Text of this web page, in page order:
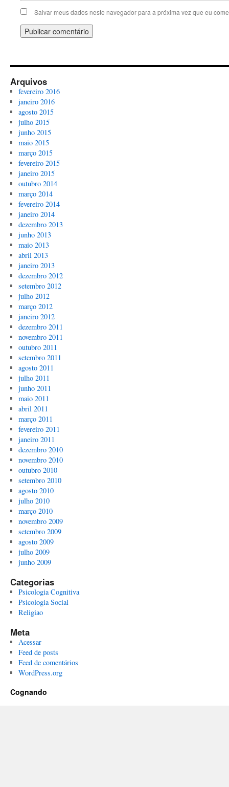
Salvar meus dados neste navegador para a próxima vez que eu
Arquivos
fevereiro 2016
janeiro 2016
agosto 2015
julho 2015
junho 2015
maio 2015
março 2015
fevereiro 2015
janeiro 2015
outubro 2014
março 2014
fevereiro 2014
janeiro 2014
dezembro 2013
junho 2013
maio 2013
abril 2013
janeiro 2013
dezembro 2012
setembro 2012
julho 2012
março 2012
janeiro 2012
dezembro 2011
novembro 2011
outubro 2011
setembro 2011
agosto 2011
julho 2011
junho 2011
maio 2011
abril 2011
março 2011
fevereiro 2011
janeiro 2011
dezembro 2010
novembro 2010
outubro 2010
setembro 2010
agosto 2010
julho 2010
março 2010
novembro 2009
setembro 2009
agosto 2009
julho 2009
junho 2009
Categorias
Psicologia Cognitiva
Psicologia Social
Religiao
Meta
Acessar
Feed de posts
Feed de comentários
WordPress.org
Cognando